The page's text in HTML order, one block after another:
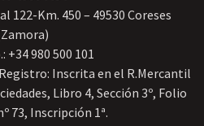
122-Km. 450 – 49530 Coreses
+34 980 500 101
Inscrita en el R.Mercantil
Libro 4, Sección 3º, Folio
73, Inscripción 1ª.